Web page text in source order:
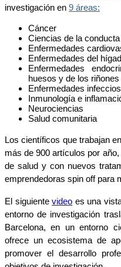
investigación en 9 áreas:
Cáncer
Ciencias de la
Enfermedades
Enfermedades del
Enfermedades
huesos y de los riñones
Enfermedades
Inmunología e
Neurociencias
Salud comunitaria
Los científicos que trabajan
más de 900 artículos por
de salud y con nuevos
emprendedoras spin off para
El siguientevideo es una
entorno de investigación
Barcelona, en un entorno
ofrece un ecosistema de
promover el desarrollo